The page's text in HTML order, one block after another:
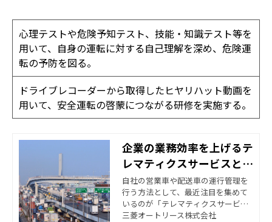
心理テストや危険予知テスト、技能・知識テスト等を
用いて、自身の運転に対する自己理解を深め、危険運
転の予防を図る。
ドライブレコーダーから取得したヒヤリハット動画を
用いて、安全運転の啓蒙につながる研修を実施する。
企業の業務効率を上げるテ
レマティクスサービスと
は？
自社の営業車や配送車の運行管理を
行う方法として、最近注目を集めて
いるのが「テレマティクスサービ
ス」です。今回は、テレマティクス
三菱オートリース株式会社